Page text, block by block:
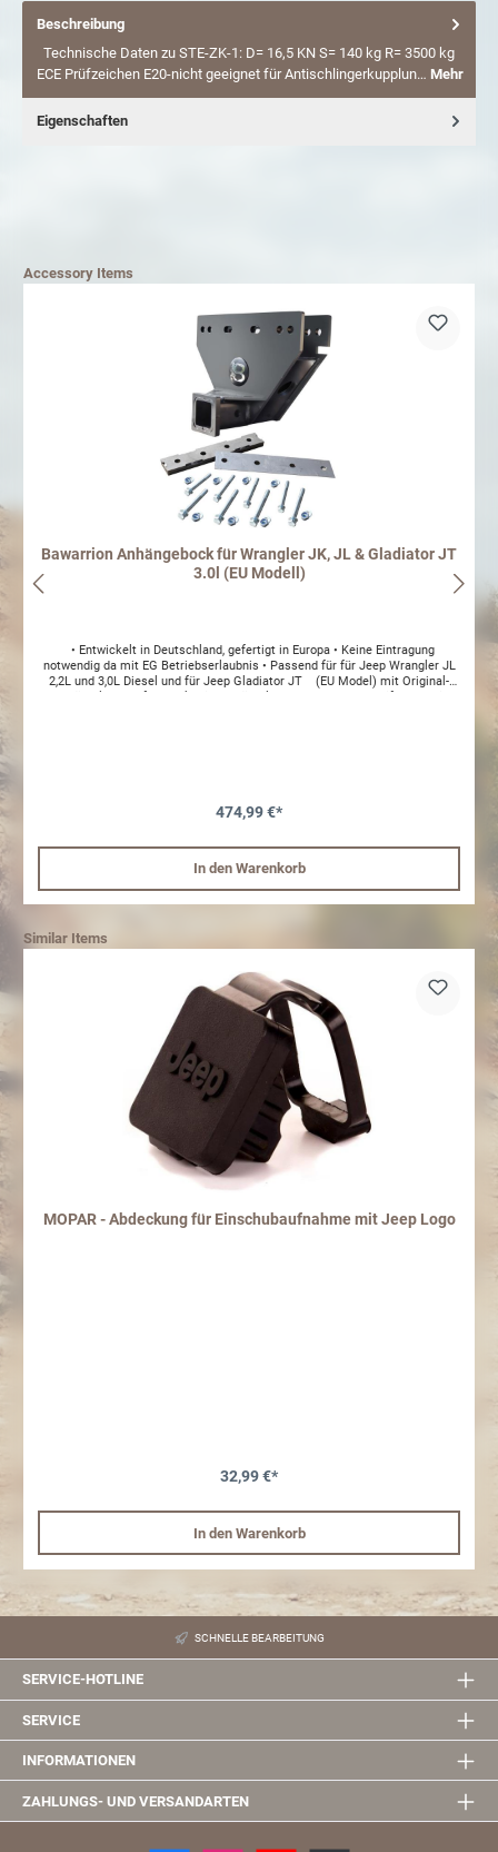
Beschreibung
Technische Daten zu STE-ZK-1: D= 16,5 KN S= 140 kg R= 3500 kg
ECE Prüfzeichen E20-nicht geeignet für Antischlingerkupplun… Mehr
Eigenschaften
Accessory Items
Bawarrion Anhängebock für Wrangler JK, JL & Gladiator JT
3.0l (EU Modell)
• Entwickelt in Deutschland, gefertigt in Europa • Keine Eintragung
notwendig da mit EG Betriebserlaubnis • Passend für für Jeep Wrangler JL
2,2L und 3,0L Diesel und für Jeep Gladiator JT (EU Model) mit Original-
Montierbar in Verbindung mit allen gängigen Serien- und
Zubehörstoßstangen • Mit US-kompatiblem 2"-Einschub für viele gängige
Jeep Wrangler JK, JL & JT Achtung: Keine Auflastung auf 3.500 KG mit EU
Gladiator möglich, hierfür wird folgender Artikel benötigt: Quertraverse mit
474,99 €*
In den Warenkorb
Similar Items
MOPAR - Abdeckung für Einschubaufnahme mit Jeep Logo
32,99 €*
In den Warenkorb
SCHNELLE BEARBEITUNG
SERVICE-HOTLINE
SERVICE
INFORMATIONEN
ZAHLUNGS- UND VERSANDARTEN